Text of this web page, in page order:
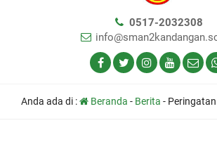
0517-2032308
Anda ada di : Beranda - Berita -